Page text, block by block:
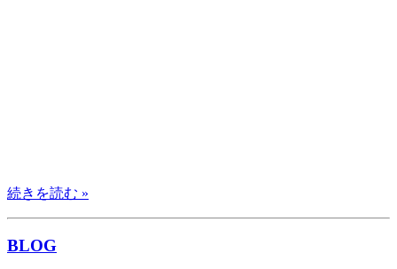
続きを読む »
BLOG